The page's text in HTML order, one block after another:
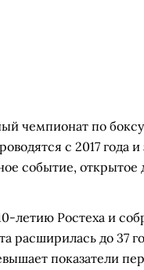
чемпионат по
с 2017 года
событие, открытое
летию Ростеха и
расширилась до 37
показатели